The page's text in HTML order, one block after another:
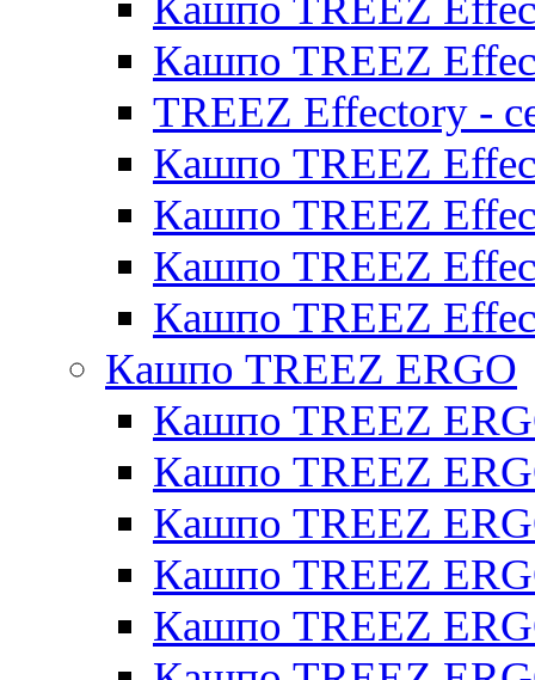
Кашпо TREEZ
TREEZ Effectory -
Кашпо TREEZ
Кашпо TREEZ
Кашпо TREEZ
Кашпо TREEZ
Кашпо TREEZ ERGO
Кашпо TREEZ
Кашпо TREEZ
Кашпо TREEZ
Кашпо TREEZ
Кашпо TREEZ